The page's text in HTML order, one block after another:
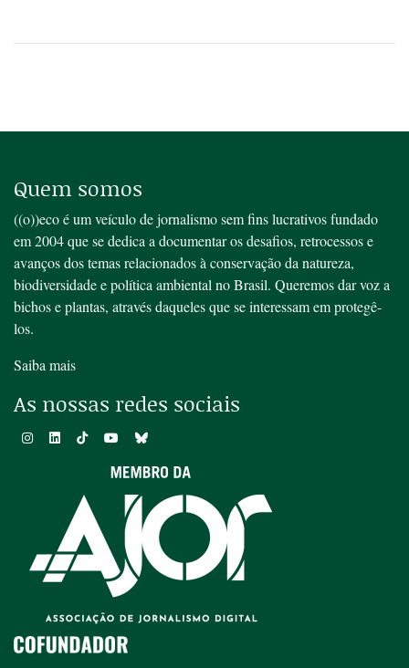
Quem somos
((o))eco é um veículo de jornalismo sem fins lucrativos fundado
em 2004 que se dedica a documentar os desafios, retrocessos e
avanços dos temas relacionados à conservação da natureza,
biodiversidade e política ambiental no Brasil. Queremos dar voz a
bichos e plantas, através daqueles que se interessam em protegê-
los.
Saiba mais
As nossas redes sociais